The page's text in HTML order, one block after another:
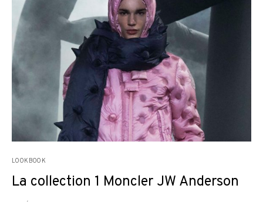
LOOKBOOK
La collection 1 Moncler JW Anderson